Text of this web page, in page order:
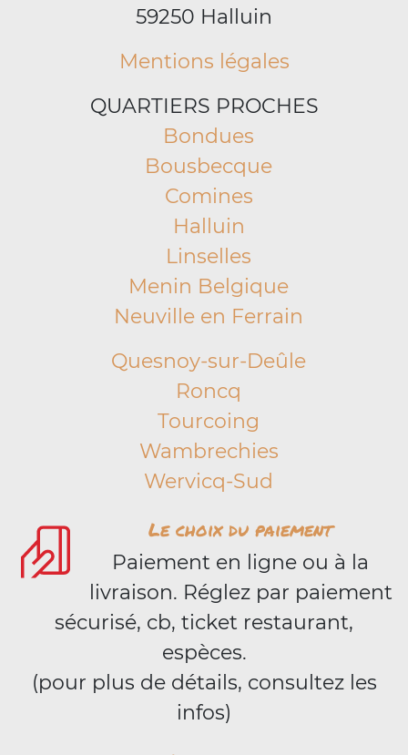
59250 Halluin
Mentions légales
QUARTIERS PROCHES
Bondues
Bousbecque
Comines
Halluin
Linselles
Menin Belgique
Neuville en Ferrain
Quesnoy-sur-Deûle
Roncq
Tourcoing
Wambrechies
Wervicq-Sud
Le choix du paiement
Paiement en ligne ou à la
livraison. Réglez par paiement
sécurisé, cb, ticket restaurant,
espèces.
(pour plus de détails, consultez les
infos)